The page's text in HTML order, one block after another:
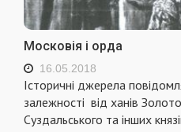
Московія і орда
16.05.2018
Історичні джерела
залежності від ханів
Суздальського та інших